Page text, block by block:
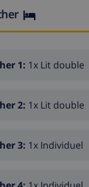
trouverez la:
1: 1x Lit double
2: 1x Lit double
3: 1x Individuel